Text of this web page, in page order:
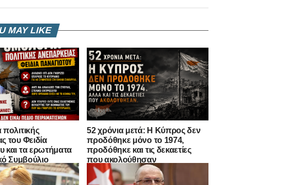
MAY LIKE
του Φειδία
και τα ερωτήματα
Συμβούλιο
52 χρόνια μετά: Η Κύπρος δεν
προδόθηκε μόνο το 1974,
προδόθηκε και τις δεκαετίες
που ακολούθησαν